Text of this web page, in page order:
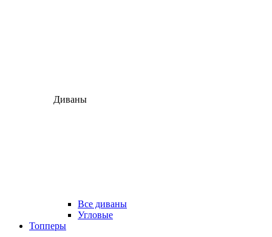
Диваны
Все диваны
Угловые
Топперы